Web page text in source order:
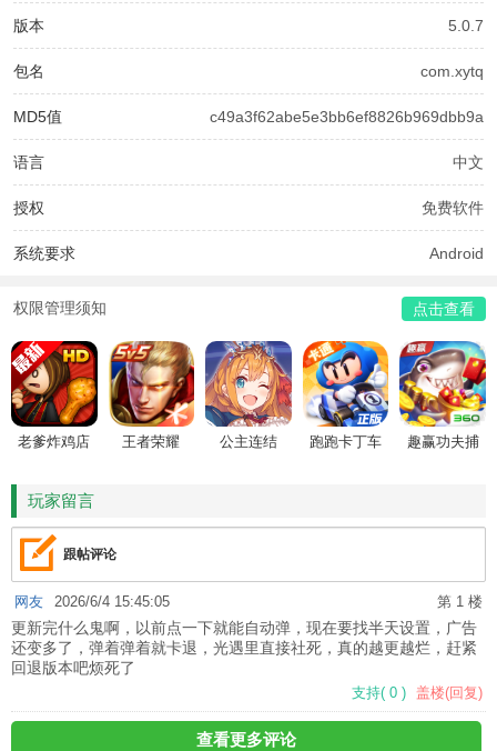
版本 5.0.7
包名 com.xytq
MD5值 c49a3f62abe5e3bb6ef8826b969dbb9a
语言 中文
授权 免费软件
系统要求 Android
权限管理须知 点击查看
老爹炸鸡店
王者荣耀 公主连结 跑跑卡丁车
趣赢功夫捕
玩家留言
跟帖评论
第 1 楼
网友 2026/6/4 15:45:05
更新完什么鬼啊，以前点一下就能自动弹，现在要找半天设置，广告
还变多了，弹着弹着就卡退，光遇里直接社死，真的越更越烂，赶紧
回退版本吧烦死了
支持( 0 ) 盖楼(回复)
查看更多评论